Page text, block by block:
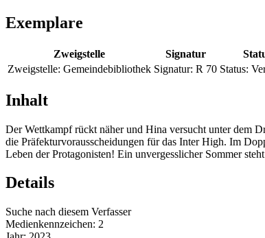
Exemplare
Zweigstelle Signatur
Zweigstelle: Gemeindebibliothek Signatur: R 70 Status:
Inhalt
Der Wettkampf rückt näher und Hina versucht unter dem
die Präfekturvorausscheidungen für das Inter High. Im
Leben der Protagonisten! Ein unvergesslicher Sommer
Details
Suche nach diesem Verfasser
Medienkennzeichen: 2